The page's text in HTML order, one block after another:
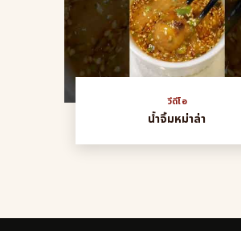
วีดีโอ
น้ำจิ้มหม่าล่า